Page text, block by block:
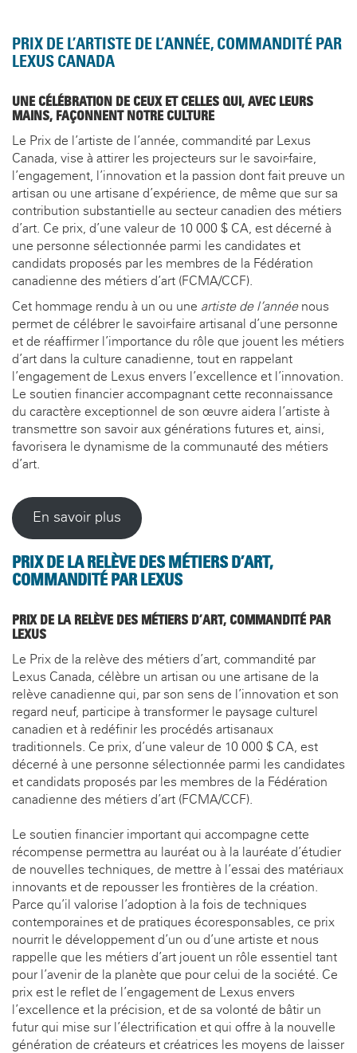
PRIX DE L’ARTISTE DE L’ANNÉE, COMMANDITÉ PAR
LEXUS CANADA
UNE CÉLÉBRATION DE CEUX ET CELLES QUI, AVEC LEURS
MAINS, FAÇONNENT NOTRE CULTURE
Le Prix de l’artiste de l’année, commandité par Lexus
Canada, vise à attirer les projecteurs sur le savoir-faire,
l’engagement, l’innovation et la passion dont fait preuve un
artisan ou une artisane d’expérience, de même que sur sa
contribution substantielle au secteur canadien des métiers
d’art. Ce prix, d’une valeur de 10 000 $ CA, est décerné à
une personne sélectionnée parmi les candidates et
candidats proposés par les membres de la Fédération
canadienne des métiers d’art (FCMA/CCF).
Cet hommage rendu à un ou une artiste de l’annéenous
permet de célébrer le savoir-faire artisanal d’une personne
et de réaffirmer l’importance du rôle que jouent les métiers
d’art dans la culture canadienne, tout en rappelant
l’engagement de Lexus envers l’excellence et l’innovation.
Le soutien financier accompagnant cette reconnaissance
du caractère exceptionnel de son œuvre aidera l’artiste à
transmettre son savoir aux générations futures et, ainsi,
favorisera le dynamisme de la communauté des métiers
d’art.
En savoir plus
PRIX DE LA RELÈVE DES MÉTIERS D’ART,
COMMANDITÉ PAR LEXUS
PRIX DE LA RELÈVE DES MÉTIERS D’ART, COMMANDITÉ PAR
LEXUS
Le Prix de la relève des métiers d’art, commandité par
Lexus Canada, célèbre un artisan ou une artisane de la
relève canadienne qui, par son sens de l’innovation et son
regard neuf, participe à transformer le paysage culturel
canadien et à redéfinir les procédés artisanaux
traditionnels. Ce prix, d’une valeur de 10 000 $ CA, est
décerné à une personne sélectionnée parmi les candidates
et candidats proposés par les membres de la Fédération
canadienne des métiers d’art (FCMA/CCF).
Le soutien financier important qui accompagne cette
récompense permettra au lauréat ou à la lauréate d’étudier
de nouvelles techniques, de mettre à l’essai des matériaux
innovants et de repousser les frontières de la création.
Parce qu’il valorise l’adoption à la fois de techniques
contemporaines et de pratiques écoresponsables, ce prix
nourrit le développement d’un ou d’une artiste et nous
rappelle que les métiers d’art jouent un rôle essentiel tant
pour l’avenir de la planète que pour celui de la société. Ce
prix est le reflet de l’engagement de Lexus envers
l’excellence et la précision, et de sa volonté de bâtir un
futur qui mise sur l’électrification et qui offre à la nouvelle
génération de créateurs et créatrices les moyens de laisser